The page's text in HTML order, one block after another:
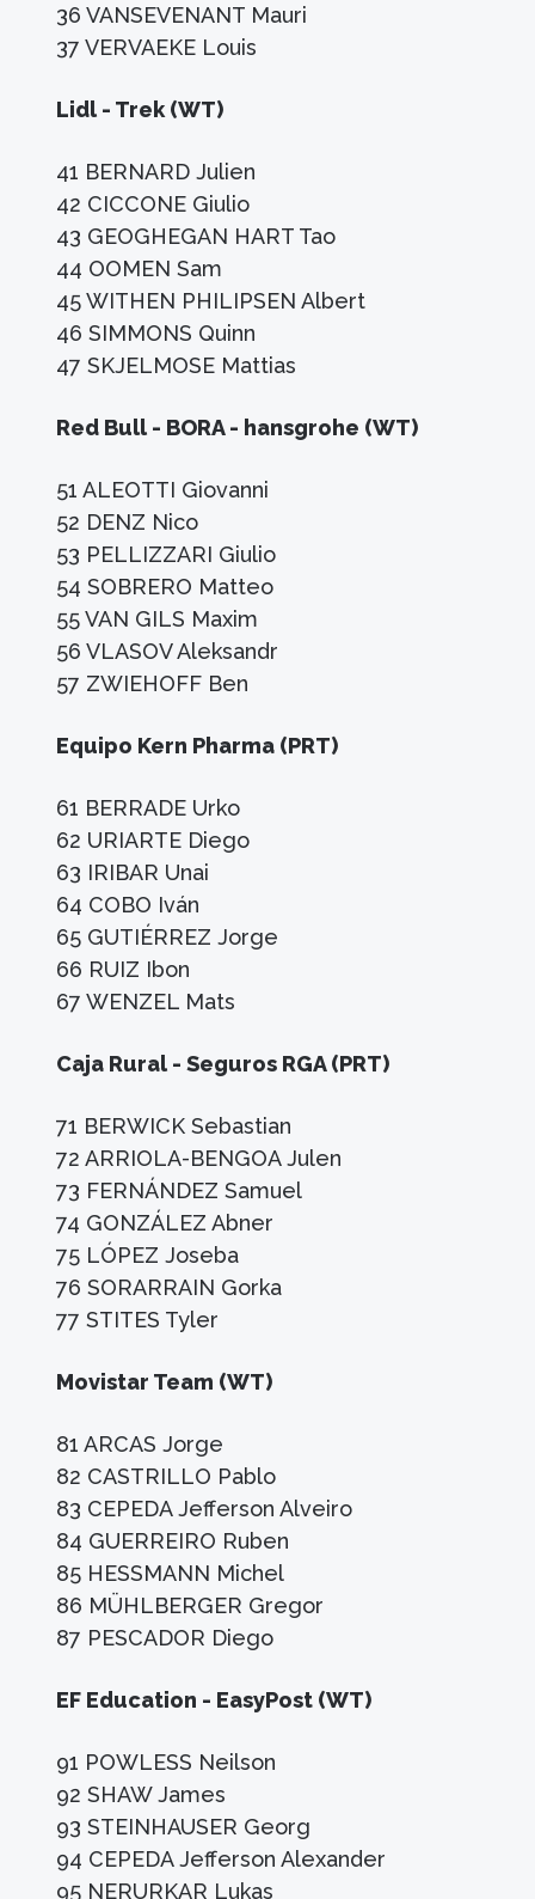
36 VANSEVENANT Mauri
37 VERVAEKE Louis
Lidl - Trek (WT)
41 BERNARD Julien
42 CICCONE Giulio
43 GEOGHEGAN HART Tao
44 OOMEN Sam
45 WITHEN PHILIPSEN Albert
46 SIMMONS Quinn
47 SKJELMOSE Mattias
Red Bull - BORA - hansgrohe (WT)
51 ALEOTTI Giovanni
52 DENZ Nico
53 PELLIZZARI Giulio
54 SOBRERO Matteo
55 VAN GILS Maxim
56 VLASOV Aleksandr
57 ZWIEHOFF Ben
Equipo Kern Pharma (PRT)
61 BERRADE Urko
62 URIARTE Diego
63 IRIBAR Unai
64 COBO Iván
65 GUTIÉRREZ Jorge
66 RUIZ Ibon
67 WENZEL Mats
Caja Rural - Seguros RGA (PRT)
71 BERWICK Sebastian
72 ARRIOLA-BENGOA Julen
73 FERNÁNDEZ Samuel
74 GONZÁLEZ Abner
75 LÓPEZ Joseba
76 SORARRAIN Gorka
77 STITES Tyler
Movistar Team (WT)
81 ARCAS Jorge
82 CASTRILLO Pablo
83 CEPEDA Jefferson Alveiro
84 GUERREIRO Ruben
85 HESSMANN Michel
86 MÜHLBERGER Gregor
87 PESCADOR Diego
EF Education - EasyPost (WT)
91 POWLESS Neilson
92 SHAW James
93 STEINHAUSER Georg
94 CEPEDA Jefferson Alexander
95 NERURKAR Lukas